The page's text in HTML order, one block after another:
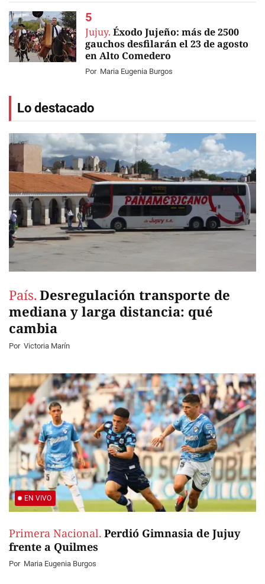
Jujuy. Éxodo Jujeño: más de 2500
gauchos desfilarán el 23 de agosto
en Alto Comedero
Por Maria Eugenia Burgos
Lo destacado
País. Desregulación transporte de
mediana y larga distancia: qué
cambia
Por Victoria Marín
EN VIVO
Primera Nacional. Perdió Gimnasia de Jujuy
frente a Quilmes
Por Maria Eugenia Burgos